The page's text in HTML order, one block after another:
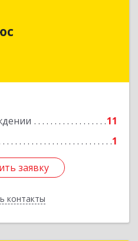
11
1
заявку
контакты
обл, Егорьевск г,
ул, дом № 1Б, кв.316
Подробнее
заявку